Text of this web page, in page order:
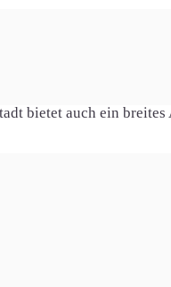
nur wenige Kilometer
zahlreiche Rad- und
bietet auch ein
über eine
für Unternehmen von
Nürnberg suchen.